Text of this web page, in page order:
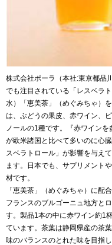
株式会社ポーラ（本社:東京都品
でも注目されている「レスベラ
水）「恵美茶」（めぐみちゃ）
は、ぶどうの果皮、赤ワイン、
ノールの1種です。『赤ワイン
が欧米諸国と比べて多いのに心
スベラトロール」が影響を与え
ます。日本でも、サプリメント
材です。
「恵美茶」（めぐみちゃ）に配
フランスのブルゴーニュ地方と
す。製品1本の中に赤ワイン約1
ています。茶葉は静岡県産の茶
味のバランスのとれた味を目指し